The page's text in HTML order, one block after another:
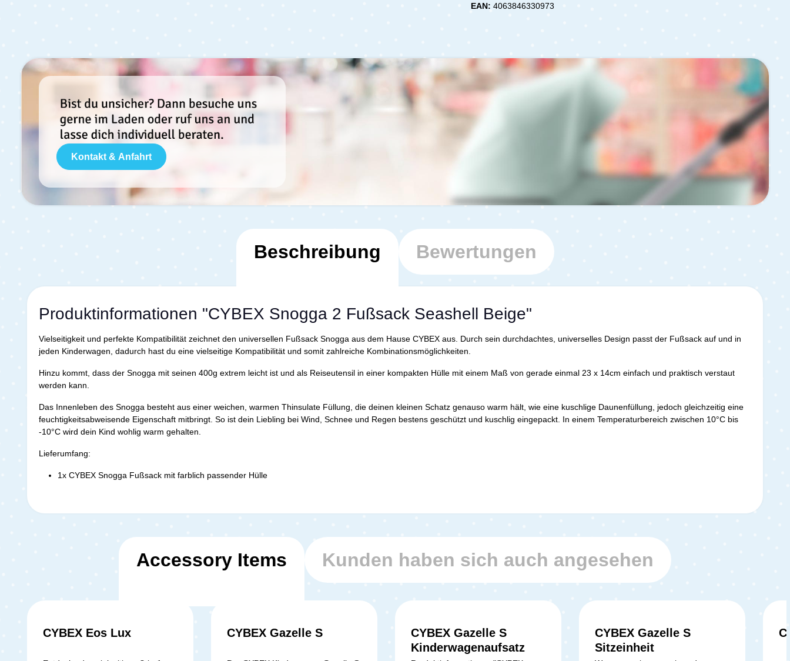
EAN:4063846330973
Kontakt & Anfahrt
Beschreibung Bewertungen
Produktinformationen "CYBEX Snogga 2 Fußsack Seashell Beige"
Vielseitigkeit und perfekte Kompatibilität zeichnet den universellen Fußsack Snogga aus dem Hause CYBEX aus. Durch sein durchdachtes, universelles Design passt der Fußsack auf und in
jeden Kinderwagen, dadurch hast du eine vielseitige Kompatibilität und somit zahlreiche Kombinationsmöglichkeiten.
Hinzu kommt, dass der Snogga mit seinen 400g extrem leicht ist und als Reiseutensil in einer kompakten Hülle mit einem Maß von gerade einmal 23 x 14cm einfach und praktisch verstaut
werden kann.
Das Innenleben des Snogga besteht aus einer weichen, warmen Thinsulate Füllung, die deinen kleinen Schatz genauso warm hält, wie eine kuschlige Daunenfüllung, jedoch gleichzeitig eine
feuchtigkeitsabweisende Eigenschaft mitbringt. So ist dein Liebling bei Wind, Schnee und Regen bestens geschützt und kuschlig eingepackt. In einem Temperaturbereich zwischen 10°C bis
-10°C wird dein Kind wohlig warm gehalten.
Lieferumfang:
1x CYBEX Snogga Fußsack mit farblich passender Hülle
Accessory Items Kunden haben sich auch angesehen
CYBEX Eos Lux CYBEX Gazelle S
CYBEX Gazelle S
Kinderwagenaufsatz
CYBEX Gazelle S
Sitzeinheit